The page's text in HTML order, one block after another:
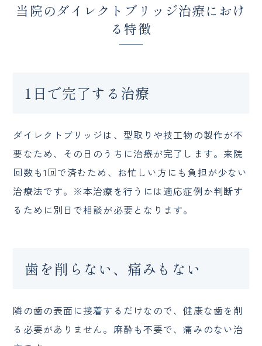
当院のダイレクトブリッジ治療におけ
る特徴
1日で完了する治療
ダイレクトブリッジは、型取りや技工物の製作が不
要なため、その日のうちに治療が完了します。来院
回数も1回で済むため、お忙しい方にも負担が少ない
治療法です。※本治療を行うには適応症例か判断す
るために別日で相談が必要となります。
歯を削らない、痛みもない
隣の歯の表面に接着するだけなので、健康な歯を削
る必要がありません。麻酔も不要で、痛みのない治